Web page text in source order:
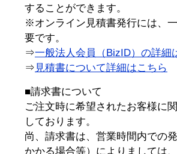
することができます。
※オンライン見積書発行には、
要です。
⇒一般法人会員（BizID）の詳細
⇒ 見積書について詳細はこちら
■請求書について
ご注文時に希望されたお客様に
しております。
尚、請求書は、営業時間内での
かかる場合等）によりましては